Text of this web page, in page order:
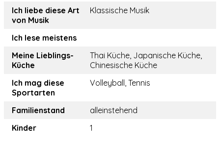
Ich liebe diese Art
von Musik
Klassische Musik
Ich lese meistens
Meine Lieblings-
Küche
Thai Küche, Japanische Küche,
Chinesische Küche
Ich mag diese
Sportarten
Volleyball, Tennis
Familienstand
alleinstehend
Kinder
1